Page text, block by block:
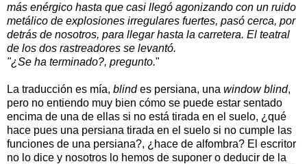
más enérgico hasta que casi llegó agonizando con un ruido
metálico de explosiones irregulares fuertes, pasó cerca, por
detrás de nosotros, para llegar hasta la carretera. El teatral
de los dos rastreadores se levantó.
"¿Se ha terminado?, pregunto."
La traducción es mía, blindes persiana, una window blind,
pero no entiendo muy bien cómo se puede estar sentado
encima de una de ellas si no está tirada en el suelo, ¿qué
hace pues una persiana tirada en el suelo si no cumple las
funciones de una persiana?, ¿hace de alfombra? El escritor
no lo dice y nosotros lo hemos de suponer o deducir de la